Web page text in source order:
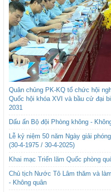
Quân chủng PK-KQ tổ chức hội
Quốc hội khóa XVI và bầu cử đại
2031
Dấu ấn Bộ đội Phòng không -
Lễ kỷ niệm 50 năm Ngày giải
(30-4-1975 / 30-4-2025)
Khai mạc Triển lãm Quốc phòng
Chủ tịch Nước Tô Lâm thăm và
- Không quân